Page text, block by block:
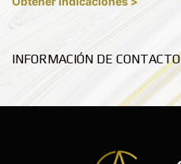
INFORMACIÓN DE CONTACTO